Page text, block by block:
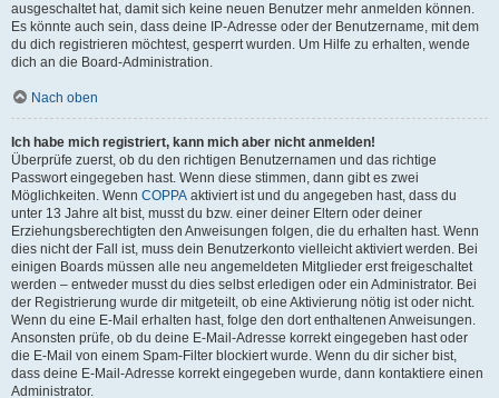
ausgeschaltet hat, damit sich keine neuen Benutzer mehr anmelden können.
Es könnte auch sein, dass deine IP-Adresse oder der Benutzername, mit dem
du dich registrieren möchtest, gesperrt wurden. Um Hilfe zu erhalten, wende
dich an die Board-Administration.
Nach oben
Ich habe mich registriert, kann mich aber nicht anmelden!
Überprüfe zuerst, ob du den richtigen Benutzernamen und das richtige
Passwort eingegeben hast. Wenn diese stimmen, dann gibt es zwei
Möglichkeiten. Wenn COPPA aktiviert ist und du angegeben hast, dass du
unter 13 Jahre alt bist, musst du bzw. einer deiner Eltern oder deiner
Erziehungsberechtigten den Anweisungen folgen, die du erhalten hast. Wenn
dies nicht der Fall ist, muss dein Benutzerkonto vielleicht aktiviert werden. Bei
einigen Boards müssen alle neu angemeldeten Mitglieder erst freigeschaltet
werden – entweder musst du dies selbst erledigen oder ein Administrator. Bei
der Registrierung wurde dir mitgeteilt, ob eine Aktivierung nötig ist oder nicht.
Wenn du eine E-Mail erhalten hast, folge den dort enthaltenen Anweisungen.
Ansonsten prüfe, ob du deine E-Mail-Adresse korrekt eingegeben hast oder
die E-Mail von einem Spam-Filter blockiert wurde. Wenn du dir sicher bist,
dass deine E-Mail-Adresse korrekt eingegeben wurde, dann kontaktiere einen
Administrator.